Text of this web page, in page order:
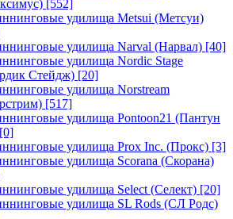
[552]
удилища Metsui (Метсуи)
удилища Narval (Нарвал) [40]
удилища Nordic Stage
Стейдж) [20]
удилища Norstream
[517]
удилища Pontoon21 (Пантун
[0]
удилища Prox Inc. (Прокс) [3]
удилища Scorana (Скорана)
удилища Select (Селект) [20]
удилища SL Rods (СЛ Родс)